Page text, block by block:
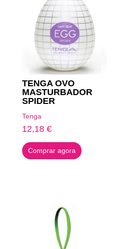
TENGA OVO
MASTURBADOR
SPIDER
Tenga
12,18 €
Comprar agora